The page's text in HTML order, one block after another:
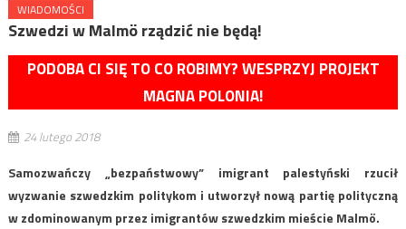
WIADOMOŚCI
Szwedzi w Malmö rządzić nie będą!
PODOBA CI SIĘ TO CO ROBIMY? WESPRZYJ PROJEKT
MAGNA POLONIA!
24 lutego 2018
Samozwańczy „bezpaństwowy” imigrant palestyński rzucił
wyzwanie szwedzkim politykom i utworzył nową partię polityczną
w zdominowanym przez imigrantów szwedzkim mieście Malmö.